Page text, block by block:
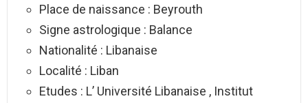
Place de naissance : Beyrouth
Signe astrologique : Balance
Nationalité : Libanaise
Localité : Liban
Etudes : L’ Université Libanaise , Institut